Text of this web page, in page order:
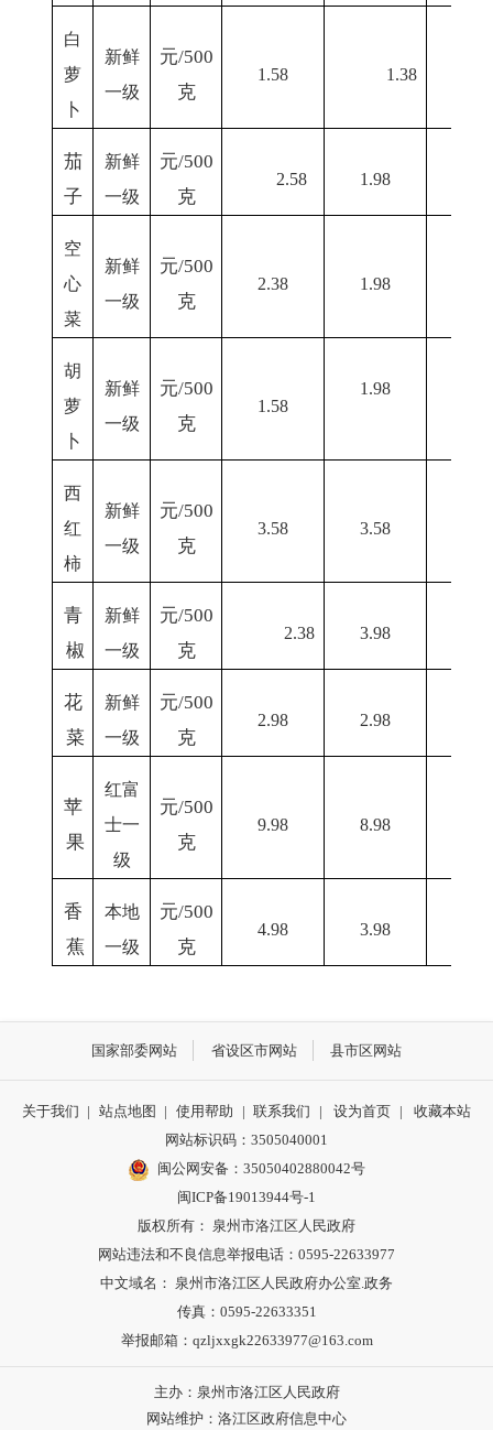
白
萝
卜
新鲜
一级
元/500
克
1.58 1.38
茄
子
新鲜
一级
元/500
克
2.58 1.98
空
心
菜
新鲜
一级
元/500
克
2.38 1.98
胡
萝
卜
新鲜
一级
元/500
克
1.58
1.98
西
红
柿
新鲜
一级
元/500
克
3.58 3.58
青
椒
新鲜
一级
元/500
克
2.38 3.98
花
菜
新鲜
一级
元/500
克
2.98 2.98
苹
果
红富
士一
级
元/500
克
9.98 8.98
香
蕉
本地
一级
元/500
克
4.98 3.98
国家部委网站 省设区市网站 县市区网站
关于我们 | 站点地图 | 使用帮助 | 联系我们 | 设为首页 |
收藏本站
网站标识码：3505040001
闽公网安备：35050402880042号
闽ICP备19013944号-1
版权所有： 泉州市洛江区人民政府
网站违法和不良信息举报电话：0595-22633977
中文域名： 泉州市洛江区人民政府办公室.政务
传真：0595-22633351
举报邮箱：qzljxxgk22633977@163.com
主办：泉州市洛江区人民政府
网站维护：洛江区政府信息中心